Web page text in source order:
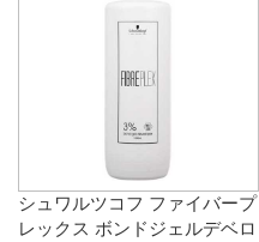
シュワルツコフ ファイバープ
レックス ボンドジェルデベロ